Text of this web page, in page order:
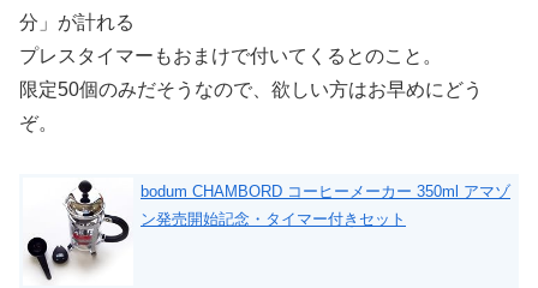
分」が計れる
プレスタイマーもおまけで付いてくるとのこと。
限定50個のみだそうなので、欲しい方はお早めにどう
ぞ。
bodum CHAMBORD コーヒーメーカー 350ml アマゾ
ン発売開始記念・タイマー付きセット